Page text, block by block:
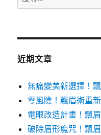
尋
鍵
近期文章
無痛變美新選擇！
零風險！飄眉術重
電眼改造計畫！飄
破除眉形魔咒！飄